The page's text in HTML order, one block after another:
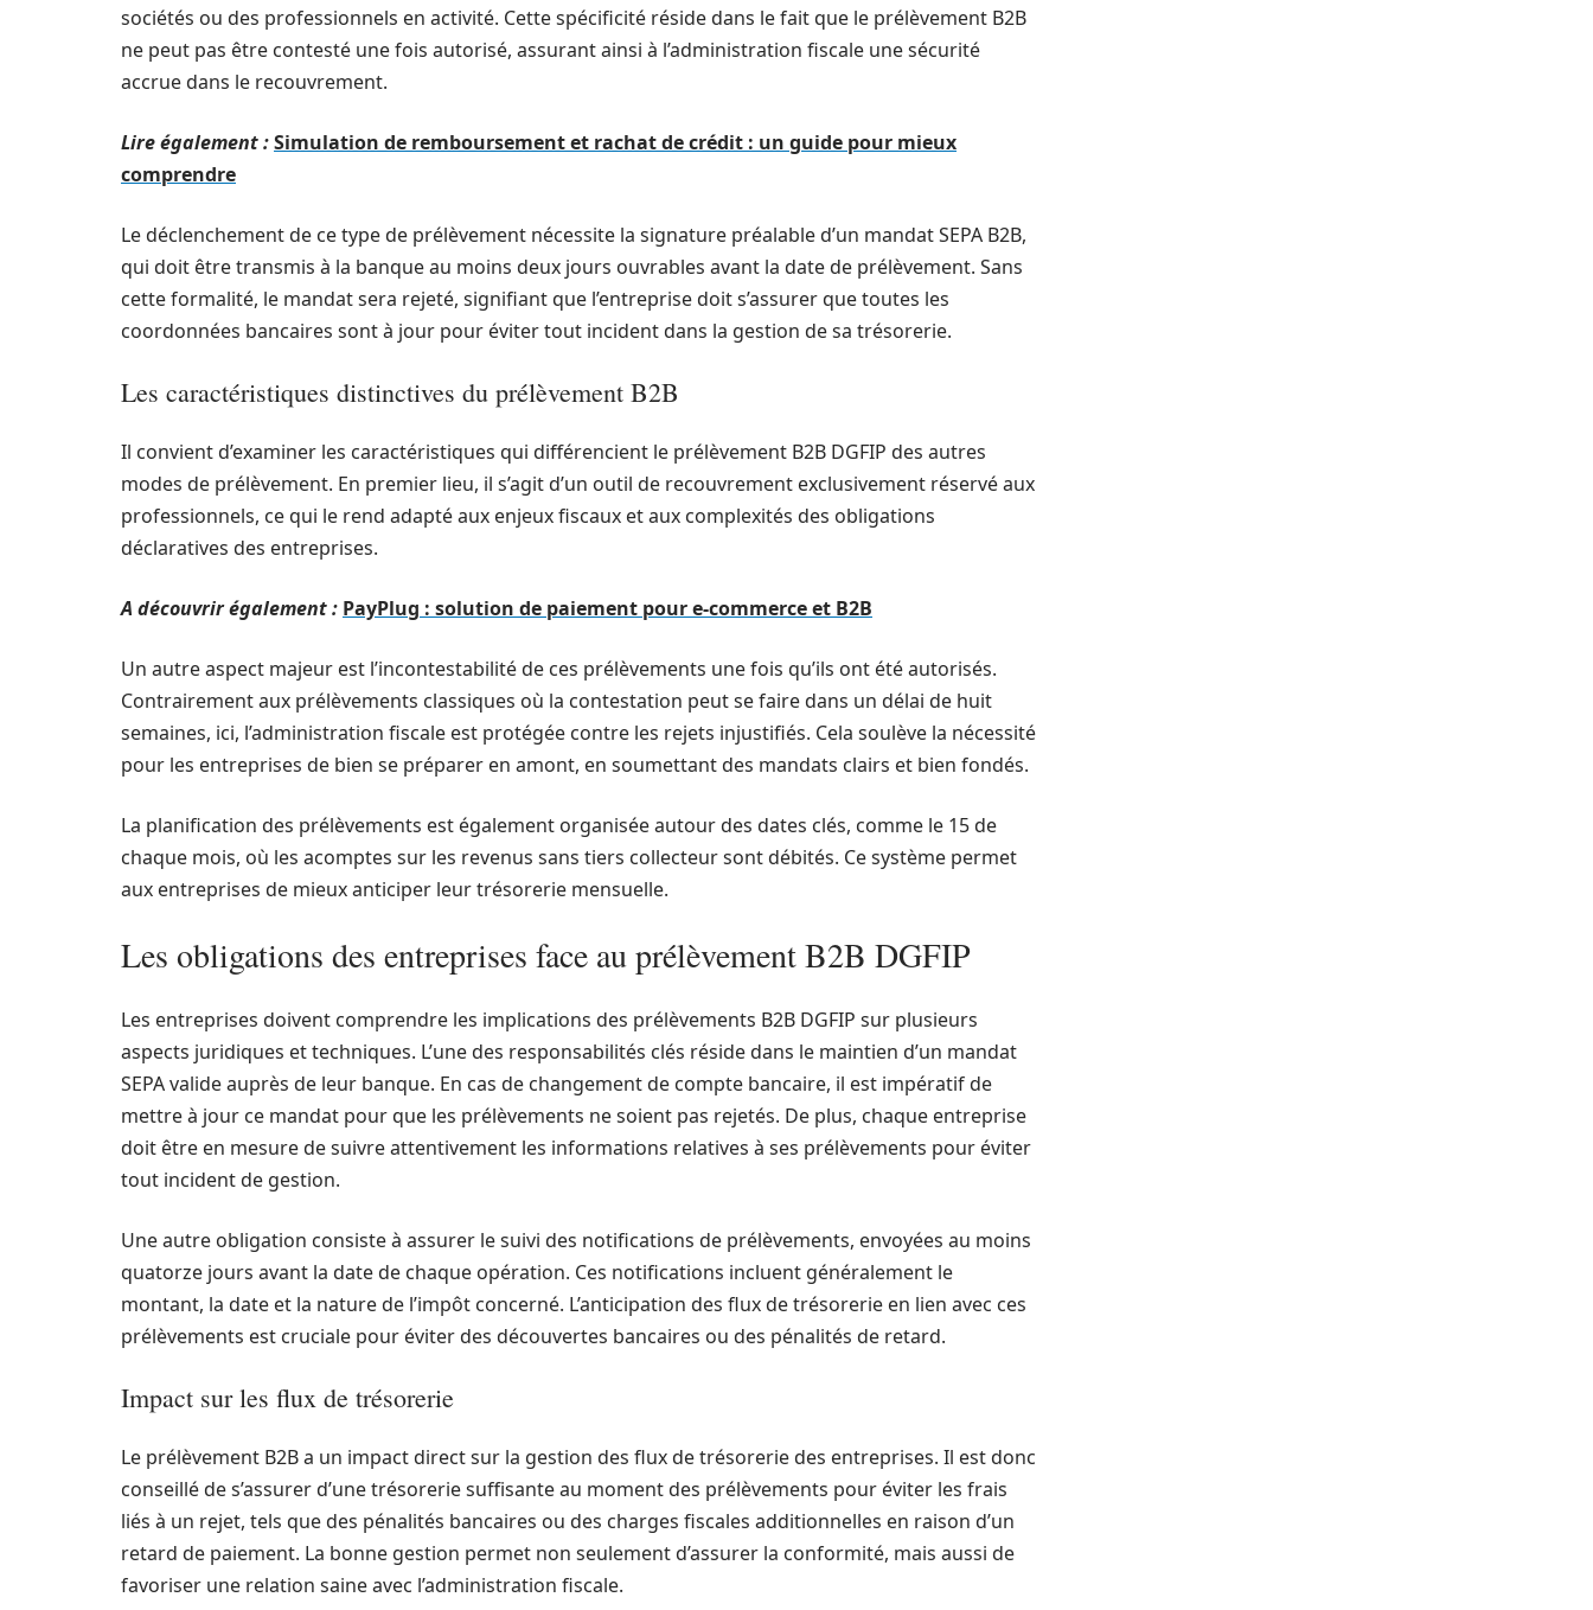
sociétés ou des professionnels en activité. Cette spécificité réside dans le fait que le prélèvement B2B
ne peut pas être contesté une fois autorisé, assurant ainsi à l’administration fiscale une sécurité
accrue dans le recouvrement.
Lire également :Simulation de remboursement et rachat de crédit : un guide pour mieux
comprendre
Le déclenchement de ce type de prélèvement nécessite la signature préalable d’un mandat SEPA B2B,
qui doit être transmis à la banque au moins deux jours ouvrables avant la date de prélèvement. Sans
cette formalité, le mandat sera rejeté, signifiant que l’entreprise doit s’assurer que toutes les
coordonnées bancaires sont à jour pour éviter tout incident dans la gestion de sa trésorerie.
Les caractéristiques distinctives du prélèvement B2B
Il convient d’examiner les caractéristiques qui différencient le prélèvement B2B DGFIP des autres
modes de prélèvement. En premier lieu, il s’agit d’un outil de recouvrement exclusivement réservé aux
professionnels, ce qui le rend adapté aux enjeux fiscaux et aux complexités des obligations
déclaratives des entreprises.
A découvrir également : PayPlug : solution de paiement pour e-commerce et B2B
Un autre aspect majeur est l’incontestabilité de ces prélèvements une fois qu’ils ont été autorisés.
Contrairement aux prélèvements classiques où la contestation peut se faire dans un délai de huit
semaines, ici, l’administration fiscale est protégée contre les rejets injustifiés. Cela soulève la nécessité
pour les entreprises de bien se préparer en amont, en soumettant des mandats clairs et bien fondés.
La planification des prélèvements est également organisée autour des dates clés, comme le 15 de
chaque mois, où les acomptes sur les revenus sans tiers collecteur sont débités. Ce système permet
aux entreprises de mieux anticiper leur trésorerie mensuelle.
Les obligations des entreprises face au prélèvement B2B DGFIP
Les entreprises doivent comprendre les implications des prélèvements B2B DGFIP sur plusieurs
aspects juridiques et techniques. L’une des responsabilités clés réside dans le maintien d’un mandat
SEPA valide auprès de leur banque. En cas de changement de compte bancaire, il est impératif de
mettre à jour ce mandat pour que les prélèvements ne soient pas rejetés. De plus, chaque entreprise
doit être en mesure de suivre attentivement les informations relatives à ses prélèvements pour éviter
tout incident de gestion.
Une autre obligation consiste à assurer le suivi des notifications de prélèvements, envoyées au moins
quatorze jours avant la date de chaque opération. Ces notifications incluent généralement le
montant, la date et la nature de l’impôt concerné. L’anticipation des flux de trésorerie en lien avec ces
prélèvements est cruciale pour éviter des découvertes bancaires ou des pénalités de retard.
Impact sur les flux de trésorerie
Le prélèvement B2B a un impact direct sur la gestion des flux de trésorerie des entreprises. Il est donc
conseillé de s’assurer d’une trésorerie suffisante au moment des prélèvements pour éviter les frais
liés à un rejet, tels que des pénalités bancaires ou des charges fiscales additionnelles en raison d’un
retard de paiement. La bonne gestion permet non seulement d’assurer la conformité, mais aussi de
favoriser une relation saine avec l’administration fiscale.